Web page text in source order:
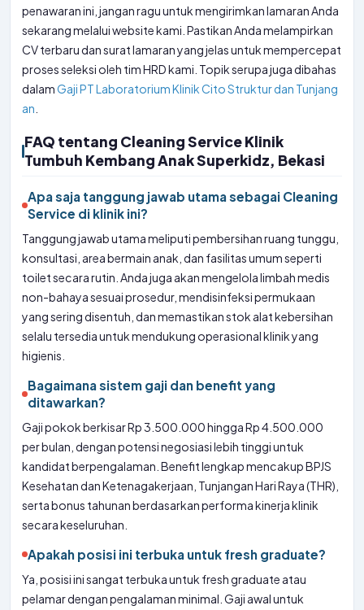
penawaran ini, jangan ragu untuk mengirimkan lamaran Anda
sekarang melalui website kami. Pastikan Anda melampirkan
CV terbaru dan surat lamaran yang jelas untuk mempercepat
proses seleksi oleh tim HRD kami. Topik serupa juga dibahas
dalamGaji PT Laboratorium Klinik Cito Struktur dan Tunjang
an
FAQ tentang Cleaning Service Klinik
Tumbuh Kembang Anak Superkidz, Bekasi
Apa saja tanggung jawab utama sebagai Cleaning
Service di klinik ini?
Tanggung jawab utama meliputi pembersihan ruang tunggu,
konsultasi, area bermain anak, dan fasilitas umum seperti
toilet secara rutin. Anda juga akan mengelola limbah medis
non-bahaya sesuai prosedur, mendisinfeksi permukaan
yang sering disentuh, dan memastikan stok alat kebersihan
selalu tersedia untuk mendukung operasional klinik yang
higienis.
Bagaimana sistem gaji dan benefit yang
ditawarkan?
Gaji pokok berkisar Rp 3.500.000 hingga Rp 4.500.000
per bulan, dengan potensi negosiasi lebih tinggi untuk
kandidat berpengalaman. Benefit lengkap mencakup BPJS
Kesehatan dan Ketenagakerjaan, Tunjangan Hari Raya (THR),
serta bonus tahunan berdasarkan performa kinerja klinik
secara keseluruhan.
Apakah posisi ini terbuka untuk fresh graduate?
Ya, posisi ini sangat terbuka untuk fresh graduate atau
pelamar dengan pengalaman minimal. Gaji awal untuk